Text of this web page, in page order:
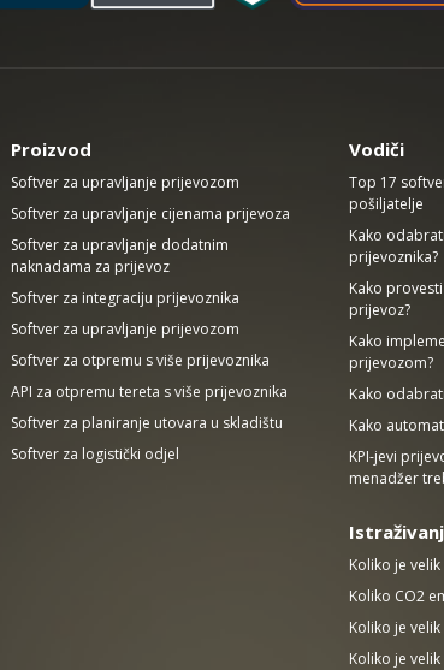
Proizvod
Softver za upravljanje prijevozom
Softver za upravljanje cijenama prijevoza
Softver za upravljanje dodatnim
naknadama za prijevoz
Softver za integraciju prijevoznika
Softver za upravljanje prijevozom
Softver za otpremu s više prijevoznika
API za otpremu tereta s više prijevoznika
Softver za planiranje utovara u skladištu
Softver za logistički odjel
Vodiči
Top 17
pošiljatelje
Kako
prijevoznika?
Kako
prijevoz?
Kako
prijevozom?
Kako
Kako
KPI-jevi
menadžer
Koliko je
Koliko CO2
Koliko je
Koliko je